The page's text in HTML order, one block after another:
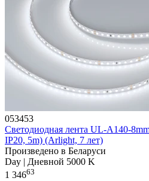
053453
Светодиодная лента UL-A140-
IP20, 5m) (Arlight, 7 лет)
Произведено в Беларуси
Day | Дневной 5000 K
1 34663